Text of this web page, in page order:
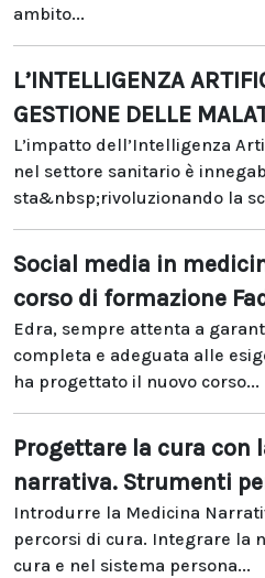
ambito...
L’INTELLIGENZA
GESTIONE DELLE
L’impatto dell’Intelligenza
nel settore sanitario è
sta&nbsp;rivoluzionando la
Social media in
corso di formazione
Edra, sempre attenta a
completa e adeguata alle
ha progettato il nuovo corso...
Progettare la cura con
narrativa. Strumenti
Introdurre la Medicina
percorsi di cura. Integrare la
cura e nel sistema persona...